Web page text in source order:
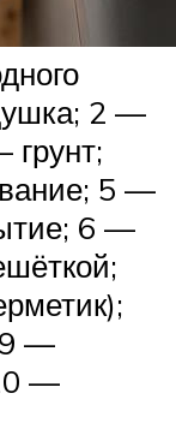
2 —
грунт;
5 —
6 —
9 —
—